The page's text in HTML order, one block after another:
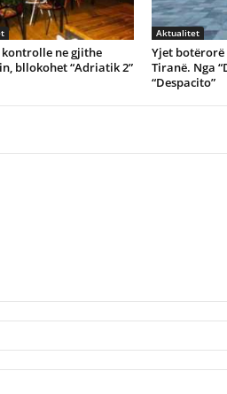
ne gjithe
bllokohet “Adriatik 2”
Aktualitet
Yjet
Tiranë. Nga
“Despacito”